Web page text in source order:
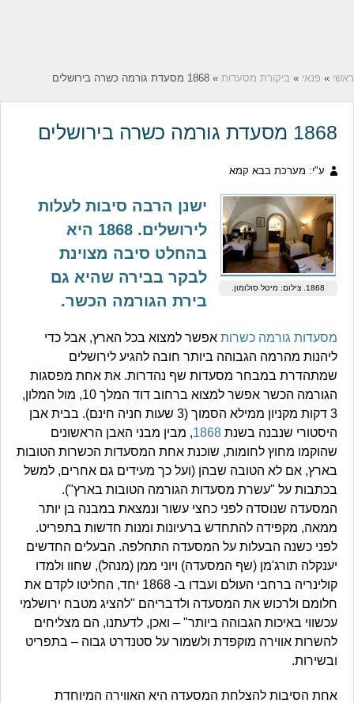
ראשי » פנאי » ביקורת מסעדות » 1868 מסעדת גורמה כשרה בירושלים
1868 מסעדת גורמה כשרה בירושלים
ע"י: מערכת בבא קמא
1868. צילום: מיטל סולומון.
ישנן הרבה סיבות לעלות
לירושלים. 1868 היא
בהחלט סיבה מצוינת
לבקר בבירה שהיא גם
בירת הגורמה הכשר.
מסעדות גורמה כשרות אפשר למצוא בכל הארץ, אבל כדי
ליהנות מהרמה הגבוהה ביותר חובה להגיע לירושלים
שמתהדרת במבחר מסעדות שף נהדרות. את אחת מפסגות
הגורמה הכשר אפשר למצוא ברחוב דוד המלך 10, מול המלון,
3 דקות מקניון ממילא הסמוך (3 שעות חניה חינם). בבית אבן
היסטורי שנבנה בשנת 1868, מבין מבני האבן הראשונים
שהוקמו מחוץ לחומות, שוכנת אחת המסעדות הכשרות הטובות
בארץ, אם לא הטובה שבהן (ועל כך מעידים גם אחרים, למשל
בכתבות על "עשרת מסעדות הגורמה הטובות בארץ").
המסעדה שנוסדה לפני כחצי עשור ונמצאת במבנה בן יותר
ממאה, מקפידה להתחדש ברעיונות ומנות חדשות בתפריט.
לפני כשנה הבעלות על המסעדה התחלפה. הבעלים החדשים
יענקלה תורג'מן (שף המסעדה) ויוני ממן (מנהל), שחוו ולמדו
קולינריה ברחבי העולם ועבדו ב- 1868 יחד, החליטו לקדם את
חלומם ולרכוש את המסעדה ולדבריהם "להציג מטבח ירושלמי
עכשווי באיכות הגבוהה ביותר" – ואכן, לדעתנו, הם מצליחים
להשרות אווירה מוקפדת ולשמור על סטנדרט גבוה – בתפריט
ובשירות.
אחת הסיבות להצלחת המסעדה היא האווירה המיוחדת